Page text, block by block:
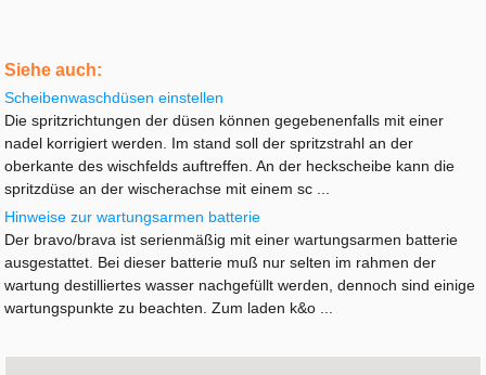
Siehe auch:
Scheibenwaschdüsen einstellen
Die spritzrichtungen der düsen können gegebenenfalls mit einer
nadel korrigiert werden. Im stand soll der spritzstrahl an der
oberkante des wischfelds auftreffen. An der heckscheibe kann die
spritzdüse an der wischerachse mit einem sc ...
Hinweise zur wartungsarmen batterie
Der bravo/brava ist serienmäßig mit einer wartungsarmen batterie
ausgestattet. Bei dieser batterie muß nur selten im rahmen der
wartung destilliertes wasser nachgefüllt werden, dennoch sind einige
wartungspunkte zu beachten. Zum laden k&o ...